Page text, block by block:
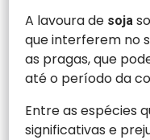
A lavoura de soja
que interferem no
as pragas, que
até o período da
Entre as espécies
significativas e